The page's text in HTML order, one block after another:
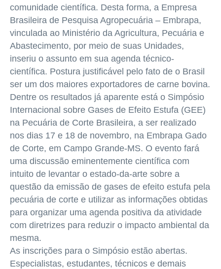
comunidade científica. Desta forma, a Empresa
Brasileira de Pesquisa Agropecuária – Embrapa,
vinculada ao Ministério da Agricultura, Pecuária e
Abastecimento, por meio de suas Unidades,
inseriu o assunto em sua agenda técnico-
científica. Postura justificável pelo fato de o Brasil
ser um dos maiores exportadores de carne bovina.
Dentre os resultados já aparente está o Simpósio
Internacional sobre Gases de Efeito Estufa (GEE)
na Pecuária de Corte Brasileira, a ser realizado
nos dias 17 e 18 de novembro, na Embrapa Gado
de Corte, em Campo Grande-MS. O evento fará
uma discussão eminentemente científica com
intuito de levantar o estado-da-arte sobre a
questão da emissão de gases de efeito estufa pela
pecuária de corte e utilizar as informações obtidas
para organizar uma agenda positiva da atividade
com diretrizes para reduzir o impacto ambiental da
mesma.
As inscrições para o Simpósio estão abertas.
Especialistas, estudantes, técnicos e demais